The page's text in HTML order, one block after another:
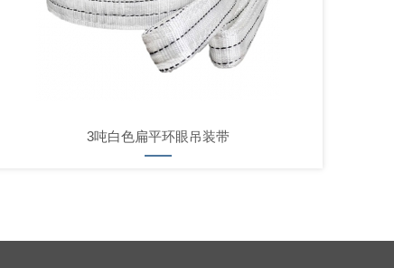
3吨白色扁平环眼吊装带